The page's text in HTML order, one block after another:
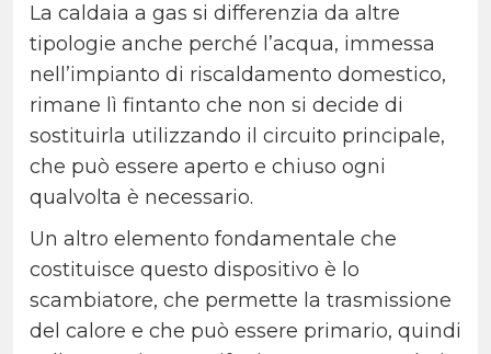
La caldaia a gas si differenzia da altre
tipologie anche perché l’acqua, immessa
nell’impianto di riscaldamento domestico,
rimane lì fintanto che non si decide di
sostituirla utilizzando il circuito principale,
che può essere aperto e chiuso ogni
qualvolta è necessario.
Un altro elemento fondamentale che
costituisce questo dispositivo è lo
scambiatore, che permette la trasmissione
del calore e che può essere primario, quindi